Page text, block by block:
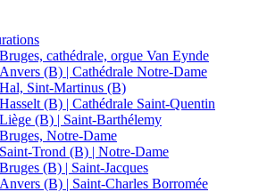
Bruges, cathédrale, orgue Van Eynde
Anvers (B) | Cathédrale Notre-Dame
Hal, Sint-Martinus (B)
Hasselt (B) | Cathédrale Saint-Quentin
Liège (B) | Saint-Barthélemy
Bruges, Notre-Dame
Saint-Trond (B) | Notre-Dame
Bruges (B) | Saint-Jacques
Anvers (B) | Saint-Charles Borromée